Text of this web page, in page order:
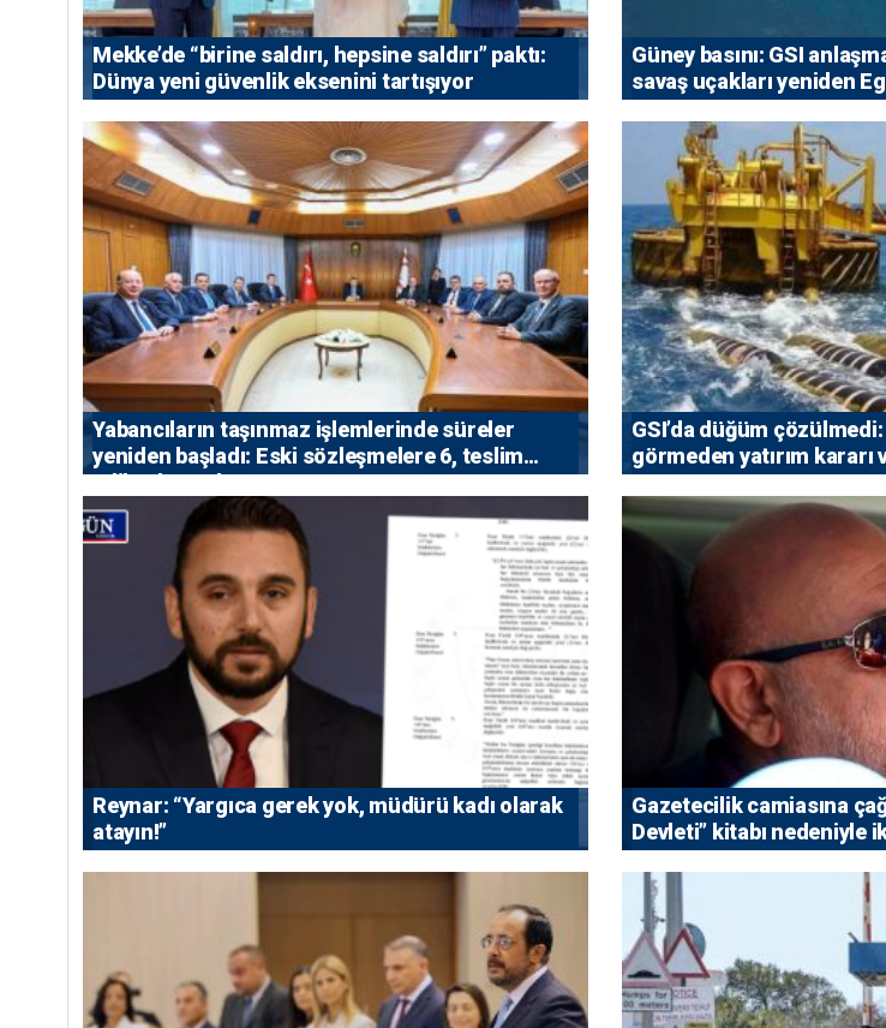
Mekke’de “birine saldırı, hepsine saldırı” paktı:
Dünya yeni güvenlik eksenini tartışıyor
Güney basını: ⁠GSI
savaş uçakları yeniden
Yabancıların taşınmaz işlemlerinde süreler
yeniden başladı: Eski sözleşmelere 6, teslim
edilen konutlara 36 ay
GSI’da düğüm çözülmedi:
görmeden yatırım kararı
Reynar: “Yargıca gerek yok, müdürü kadı olarak
atayın!”
Gazetecilik camiasına
Devleti” kitabı nedeniyle